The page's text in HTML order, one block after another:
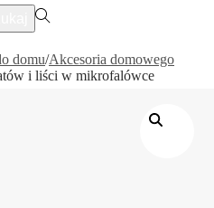
domu/Akcesoria domowego
i liści w mikrofalówce